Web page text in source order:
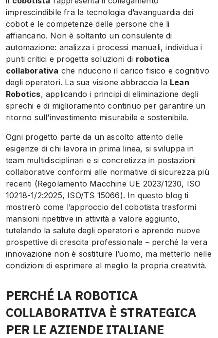
imprescindibile fra la tecnologia d’avanguardia dei
cobot e le competenze delle persone che li
affiancano. Non è soltanto un consulente di
automazione: analizza i processi manuali, individua i
punti critici e progetta soluzioni di robotica
collaborativa che riducono il carico fisico e cognitivo
degli operatori. La sua visione abbraccia la Lean
Robotics, applicando i principi di eliminazione degli
sprechi e di miglioramento continuo per garantire un
ritorno sull’investimento misurabile e sostenibile.
Ogni progetto parte da un ascolto attento delle
esigenze di chi lavora in prima linea, si sviluppa in
team multidisciplinari e si concretizza in postazioni
collaborative conformi alle normative di sicurezza più
recenti (Regolamento Macchine UE 2023/1230, ISO
10218-1/2:2025, ISO/TS 15066). In questo blog ti
mostrerò come l’approccio del cobotista trasformi
mansioni ripetitive in attività a valore aggiunto,
tutelando la salute degli operatori e aprendo nuove
prospettive di crescita professionale – perché la vera
innovazione non è sostituire l’uomo, ma metterlo nelle
condizioni di esprimere al meglio la propria creatività.
PERCHÉ LA ROBOTICA
COLLABORATIVA È STRATEGICA
PER LE AZIENDE ITALIANE